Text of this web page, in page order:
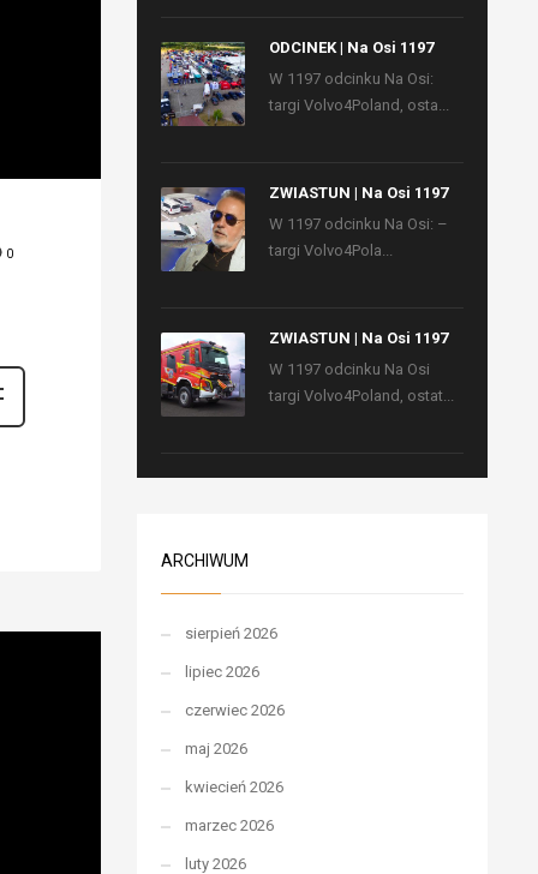
0
ODCINEK | Na Osi 1197
W 1197 odcinku Na Osi:
targi Volvo4Poland, osta...
ZWIASTUN | Na Osi 1197
W 1197 odcinku Na Osi: –
targi Volvo4Pola...
ZWIASTUN | Na Osi 1197
W 1197 odcinku Na Osi
targi Volvo4Poland, ostat...
ARCHIWUM
sierpień 2026
lipiec 2026
czerwiec 2026
maj 2026
kwiecień 2026
marzec 2026
luty 2026